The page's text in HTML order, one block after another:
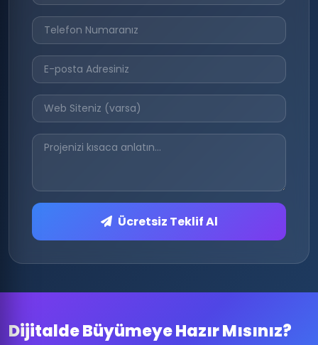
Ücretsiz Teklif Al
Dijitalde Büyümeye Hazır Mısınız?